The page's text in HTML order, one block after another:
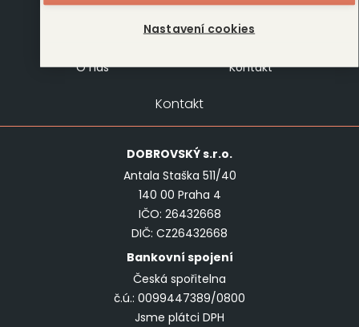
Nastavení cookies
Kariéra
O nás
Kontakt
Kontakt
DOBROVSKÝs.r.o.
Antala Staška 511/40
140 00 Praha 4
IČO: 26432668
DIČ: CZ26432668
Bankovní spojení
Česká spořitelna
č.ú.: 0099447389/0800
Jsme plátci DPH